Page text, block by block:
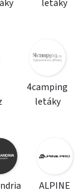
letáky
4camping
letáky
ALPINE